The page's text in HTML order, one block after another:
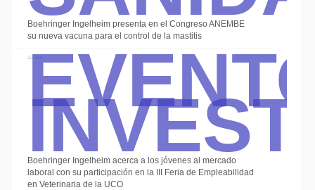
Boehringer Ingelheim presenta en el Congreso ANEMBE
su nueva vacuna para el control de la mastitis
12 Jun
Boehringer Ingelheim acerca a los jóvenes al mercado
laboral con su participación en la III Feria de Empleabilidad
en Veterinaria de la UCO